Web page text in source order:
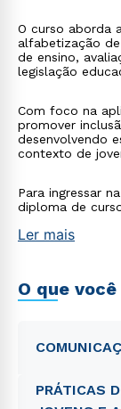
O curso aborda
alfabetização
de ensino,
legislação
Com foco na
promover
desenvolvendo
contexto de
Para ingressar
diploma de
Ler mais
O que
PRÁTICAS